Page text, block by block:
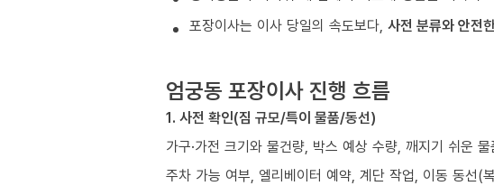
포장이사는 이사 당일의 속도보다, 사전 분류와 안전
엄궁동 포장이사 진행 흐름
1. 사전 확인(짐 규모/특이 물품/동선)
가구·가전 크기와 물건량, 박스 예상 수량, 깨지기 쉬운
주차 가능 여부, 엘리베이터 예약, 계단 작업, 이동 동선(